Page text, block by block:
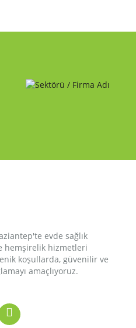
evde sağlık
hemşirelik hizmetleri
koşullarda, güvenilir ve
amaçlıyoruz.